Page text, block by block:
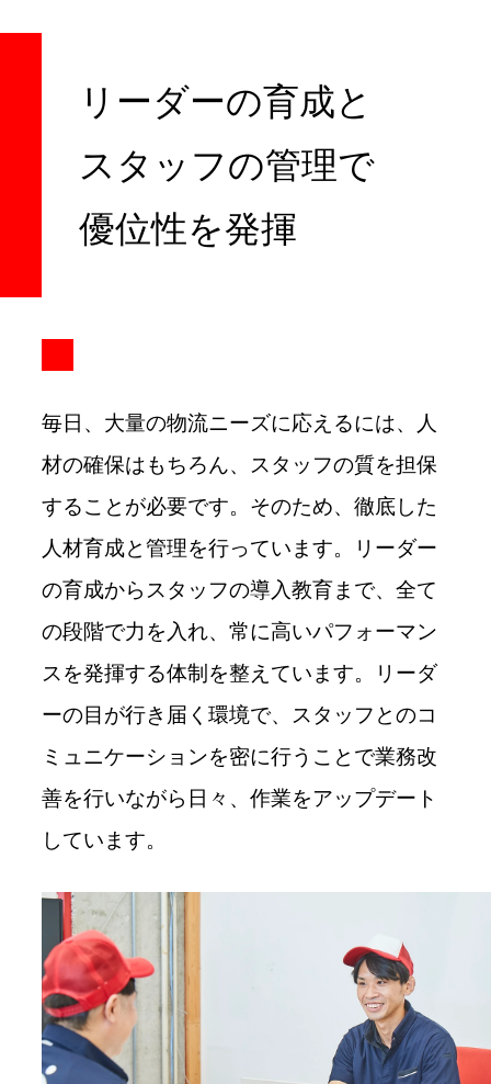
リーダーの育成と
スタッフの管理で
優位性を発揮
毎日、大量の物流ニーズに応えるには、人
材の確保はもちろん、スタッフの質を担保
することが必要です。そのため、徹底した
人材育成と管理を行っています。リーダー
の育成からスタッフの導入教育まで、全て
の段階で力を入れ、常に高いパフォーマン
スを発揮する体制を整えています。リーダ
ーの目が行き届く環境で、スタッフとのコ
ミュニケーションを密に行うことで業務改
善を行いながら日々、作業をアップデート
しています。